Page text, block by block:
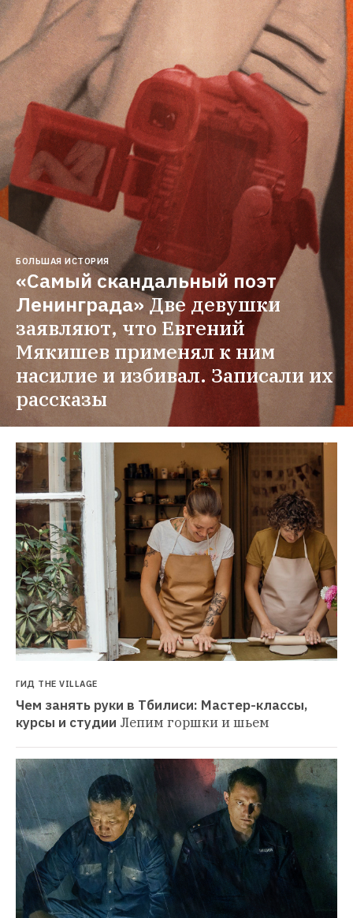
БОЛЬШАЯ ИСТОРИЯ
«Самый скандальный поэт
Ленинграда»Две девушки
заявляют, что Евгений
Мякишев применял к ним
насилие и избивал. Записали их
рассказы
ГИД THE VILLAGE
Чем занять руки в Тбилиси: Мастер-классы,
курсы и студии Лепим горшки и шьем